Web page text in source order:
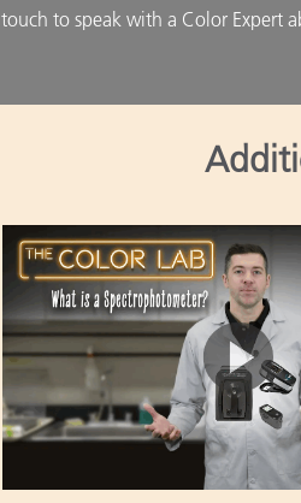
to speak with a Color Expert